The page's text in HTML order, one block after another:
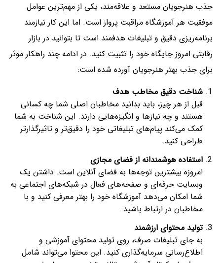
جذب هنرجویان مستعد و علاقه‌مند، یکی از مهم‌ترین عوامل
موفقیت هر آموزشگاه مراقبت پرواز است. اما این کار نیازمند
برنامه‌ریزی دقیق و تبلیغات هدفمند است تا بتوانید در بازار
رقابتی امروز جایگاه خود را تثبیت کنید. در ادامه چند راهکار موثر
برای جذب بهتر هنرجویان آورده شده است:
شناخت دقیق مخاطب هدف
قبل از هر چیز، باید بدانید مخاطبان اصلی شما چه کسانی
هستند و چه نیازها و انگیزه‌هایی دارند. این شناخت به شما
کمک می‌کند پیام‌های تبلیغاتی خود را دقیق‌تر و تاثیرگذارتر
طراحی کنید.
استفاده هوشمندانه از فضای مجازی
امروزه بیشترین توجه‌ها به فضای آنلاین است. داشتن یک
وبسایت حرفه‌ای و صفحه‌های فعال در شبکه‌های اجتماعی به
شما امکان می‌دهد آموزشگاه خود را بهتر معرفی کنید و با
مخاطبان در ارتباط باشید.
تولید محتوای ارزشمند
به جای تبلیغات صرف، روی تولید محتوای آموزشی و
اطلاع‌رسانی سرمایه‌گذاری کنید. این محتوا می‌تواند شامل